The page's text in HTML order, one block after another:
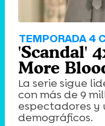
TEMPORADA 4
'Scandal'
More
La serie sigue
con más de 9
espectadores y
demográficos.